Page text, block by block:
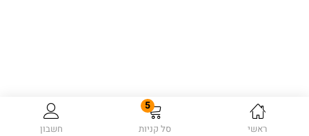
ראשי
5
סל קניות חשבון